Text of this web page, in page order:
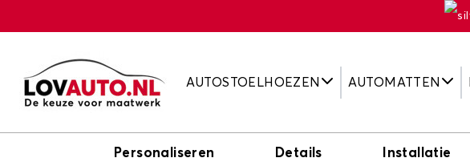
AUTOSTOELHOEZEN AUTOMATTEN
Personaliseren Details Installatie